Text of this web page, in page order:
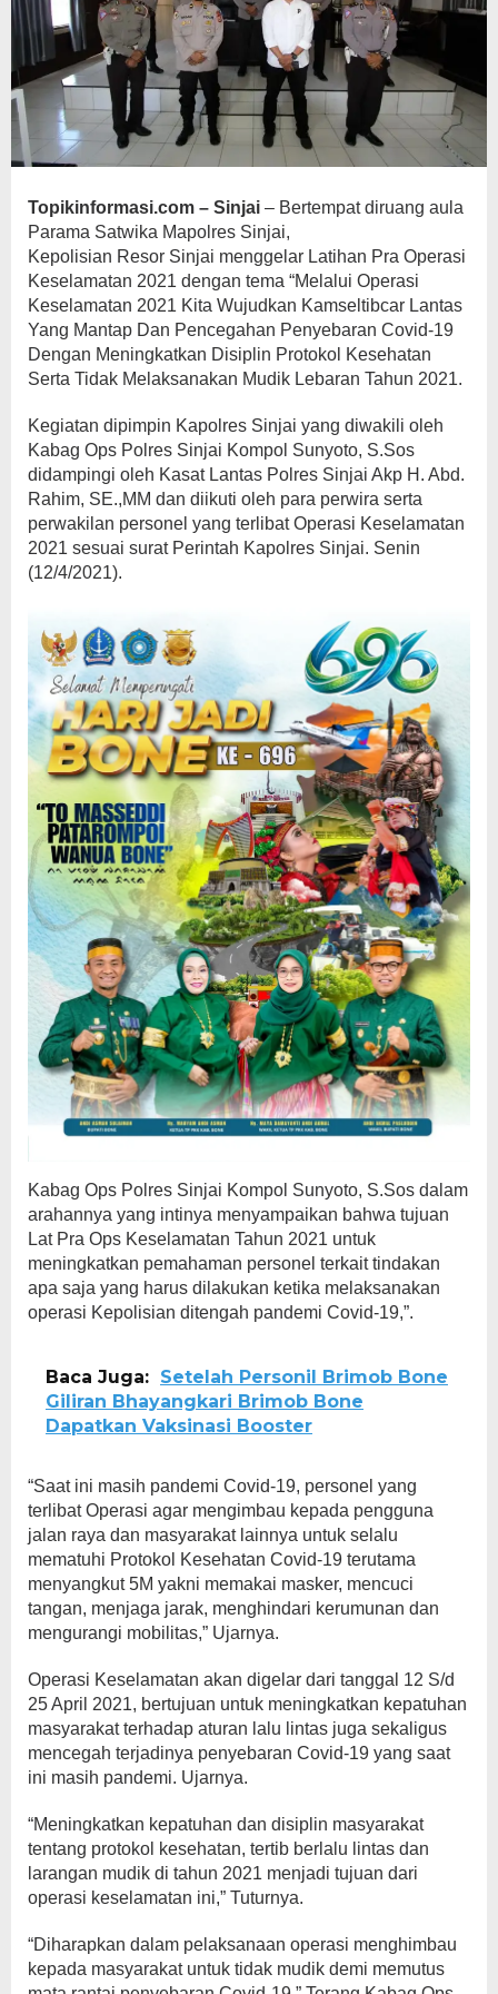
Topikinformasi.com – Sinjai – Bertempat diruang aula
Parama Satwika Mapolres Sinjai,
Kepolisian Resor Sinjai menggelar Latihan Pra Operasi
Keselamatan 2021 dengan tema “Melalui Operasi
Keselamatan 2021 Kita Wujudkan Kamseltibcar Lantas
Yang Mantap Dan Pencegahan Penyebaran Covid-19
Dengan Meningkatkan Disiplin Protokol Kesehatan
Serta Tidak Melaksanakan Mudik Lebaran Tahun 2021.
Kegiatan dipimpin Kapolres Sinjai yang diwakili oleh
Kabag Ops Polres Sinjai Kompol Sunyoto, S.Sos
didampingi oleh Kasat Lantas Polres Sinjai Akp H. Abd.
Rahim, SE.,MM dan diikuti oleh para perwira serta
perwakilan personel yang terlibat Operasi Keselamatan
2021 sesuai surat Perintah Kapolres Sinjai. Senin
(12/4/2021).
Kabag Ops Polres Sinjai Kompol Sunyoto, S.Sos dalam
arahannya yang intinya menyampaikan bahwa tujuan
Lat Pra Ops Keselamatan Tahun 2021 untuk
meningkatkan pemahaman personel terkait tindakan
apa saja yang harus dilakukan ketika melaksanakan
operasi Kepolisian ditengah pandemi Covid-19,”.
Baca Juga: Setelah Personil Brimob Bone
Giliran Bhayangkari Brimob Bone
Dapatkan Vaksinasi Booster
“Saat ini masih pandemi Covid-19, personel yang
terlibat Operasi agar mengimbau kepada pengguna
jalan raya dan masyarakat lainnya untuk selalu
mematuhi Protokol Kesehatan Covid-19 terutama
menyangkut 5M yakni memakai masker, mencuci
tangan, menjaga jarak, menghindari kerumunan dan
mengurangi mobilitas,” Ujarnya.
Operasi Keselamatan akan digelar dari tanggal 12 S/d
25 April 2021, bertujuan untuk meningkatkan kepatuhan
masyarakat terhadap aturan lalu lintas juga sekaligus
mencegah terjadinya penyebaran Covid-19 yang saat
ini masih pandemi. Ujarnya.
“Meningkatkan kepatuhan dan disiplin masyarakat
tentang protokol kesehatan, tertib berlalu lintas dan
larangan mudik di tahun 2021 menjadi tujuan dari
operasi keselamatan ini,” Tuturnya.
“Diharapkan dalam pelaksanaan operasi menghimbau
kepada masyarakat untuk tidak mudik demi memutus